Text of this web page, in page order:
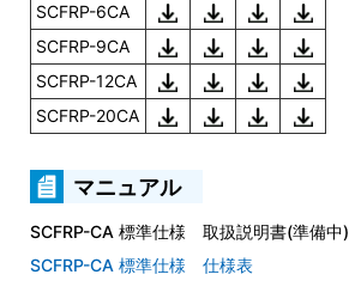
SCFRP-6CA
SCFRP-9CA
SCFRP-12CA
SCFRP-20CA
マニュアル
SCFRP-CA 標準仕様 取扱説明書(準備中)
SCFRP-CA 標準仕様 仕様表